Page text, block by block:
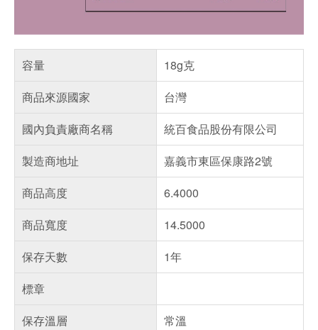
容量
18g克
商品來源國家
台灣
國內負責廠商名稱
統百食品股份有限公司
製造商地址
嘉義市東區保康路2號
商品高度
6.4000
商品寬度
14.5000
保存天數
1年
標章
保存溫層
常溫